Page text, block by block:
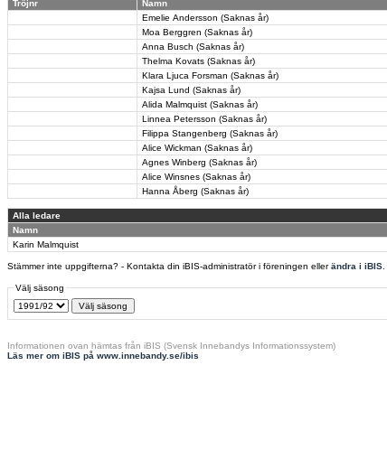
Tröjnr
Namn
Emelie Andersson (Saknas år)
Moa Berggren (Saknas år)
Anna Busch (Saknas år)
Thelma Kovats (Saknas år)
Klara Ljuca Forsman (Saknas år)
Kajsa Lund (Saknas år)
Alida Malmquist (Saknas år)
Linnea Petersson (Saknas år)
Filippa Stangenberg (Saknas år)
Alice Wickman (Saknas år)
Agnes Winberg (Saknas år)
Alice Winsnes (Saknas år)
Hanna Åberg (Saknas år)
Alla ledare
Namn
Karin Malmquist
Stämmer inte uppgifterna? - Kontakta din iBIS-administratör i föreningen ellerändra i iBIS
Välj säsong
Informationen ovan hämtas från iBIS (Svensk Innebandys Informationssystem)
Läs mer om iBIS på www.innebandy.se/ibis